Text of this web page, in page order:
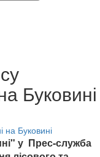
Буковині
у Прес-служба